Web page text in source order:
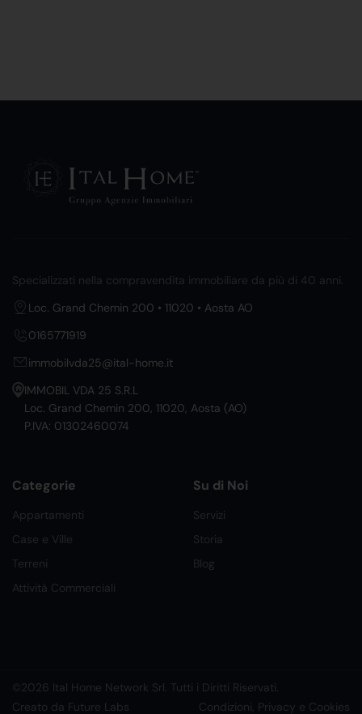
Specializzati nella compravendita immobiliare da più di 40 anni.
Loc. Grand Chemin 200 • 11020 • Aosta AO
0165771919
immobilvda25@ital-home.it
IMMOBIL VDA 25 S.R.L
Loc. Grand Chemin 200, 11020, Aosta (AO)
P.IVA: 01302460074
Categorie
Appartamenti
Case e Ville
Terreni
Attività Commerciali
Su di Noi
Servizi
Storia
Blog
©2026 Ital Home Network Srl. Tutti i Diritti Riservati.
Creato da Future Labs
Condizioni, Privacy e Cookies